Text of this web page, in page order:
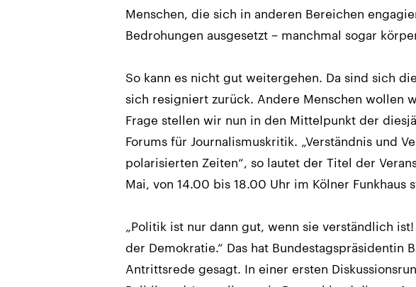
Menschen, die sich in anderen Bereichen
Bedrohungen ausgesetzt − manchmal sogar
So kann es nicht gut weitergehen. Da sind sich
sich resigniert zurück. Andere Menschen wollen
Frage stellen wir nun in den Mittelpunkt der
Forums für Journalismuskritik. „Verständnis und
polarisierten Zeiten“, so lautet der Titel der
Mai, von 14.00 bis 18.00 Uhr im Kölner Funkhaus
„Politik ist nur dann gut, wenn sie verständlich
der Demokratie.“ Das hat Bundestagspräsidentin
Antrittsrede gesagt. In einer ersten